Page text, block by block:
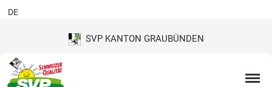
SVP KANTON GRAUBÜNDEN
DE